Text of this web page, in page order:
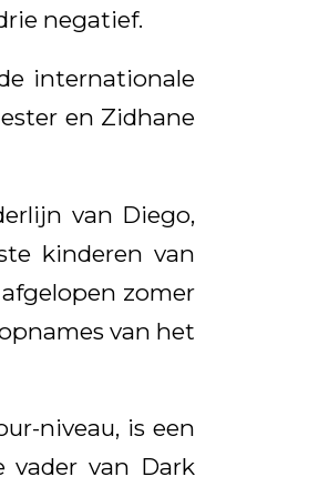
negatief.
internationale
en Zidhane
van Diego,
kinderen van
zomer
van het
niveau, is een
vader van Dark